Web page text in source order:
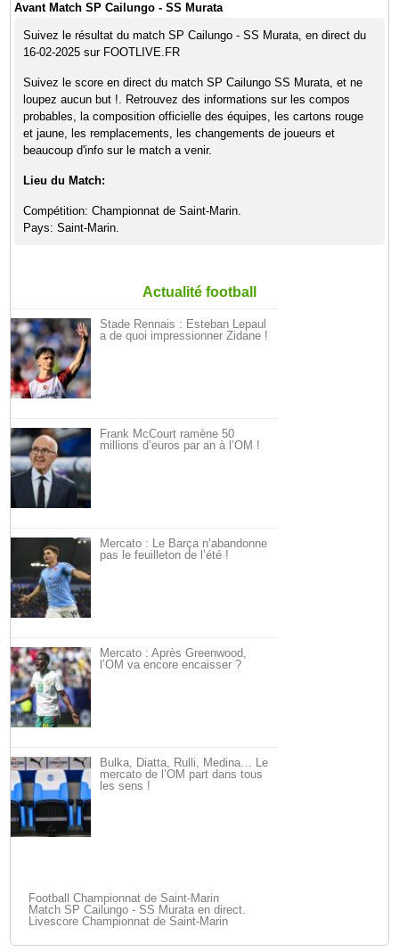
Avant Match SP Cailungo - SS Murata
Suivez le résultat du match SP Cailungo - SS Murata, en direct du
16-02-2025 sur FOOTLIVE.FR
Suivez le score en direct du match SP Cailungo SS Murata, et ne
loupez aucun but !. Retrouvez des informations sur les compos
probables, la composition officielle des équipes, les cartons rouge
et jaune, les remplacements, les changements de joueurs et
beaucoup d'info sur le match a venir.
Lieu du Match:
Compétition: Championnat de Saint-Marin.
Pays: Saint-Marin.
Actualité football
Stade Rennais : Esteban Lepaul
a de quoi impressionner Zidane !
Frank McCourt ramène 50
millions d’euros par an à l’OM !
Mercato : Le Barça n’abandonne
pas le feuilleton de l’été !
Mercato : Après Greenwood,
l’OM va encore encaisser ?
Bulka, Diatta, Rulli, Medina… Le
mercato de l’OM part dans tous
les sens !
Football Championnat de Saint-Marin
Match SP Cailungo - SS Murata en direct.
Livescore Championnat de Saint-Marin